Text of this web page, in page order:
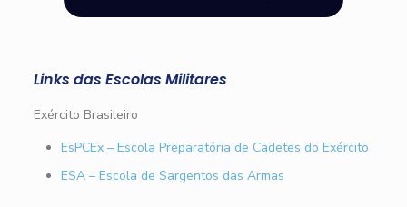
Links das Escolas Militares
Exército Brasileiro
EsPCEx – Escola Preparatória de Cadetes do Exército
ESA – Escola de Sargentos das Armas